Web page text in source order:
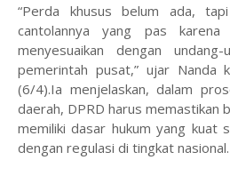
“Perda khusus belum ada,
cantolannya yang pas
menyesuaikan dengan
pemerintah pusat,” ujar Nanda
(6/4).Ia menjelaskan, dalam
daerah, DPRD harus memastikan
memiliki dasar hukum yang kuat
dengan regulasi di tingkat nasional.